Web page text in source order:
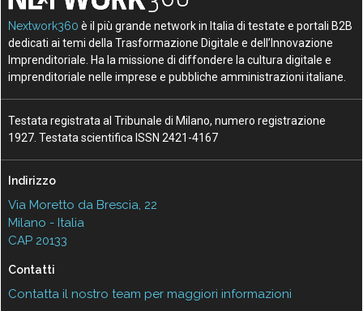
Nextwork360 è il più grande network in Italia di testate e portali B2B
dedicati ai temi della Trasformazione Digitale e dell’Innovazione
Imprenditoriale. Ha la missione di diffondere la cultura digitale e
imprenditoriale nelle imprese e pubbliche amministrazioni italiane.
Testata registrata al Tribunale di Milano, numero registrazione
1927. Testata scientifica ISSN 2421-4167
Indirizzo
Via Moretto da Brescia, 22
Milano - Italia
CAP 20133
Contatti
Contatta il nostro team per maggiori informazioni